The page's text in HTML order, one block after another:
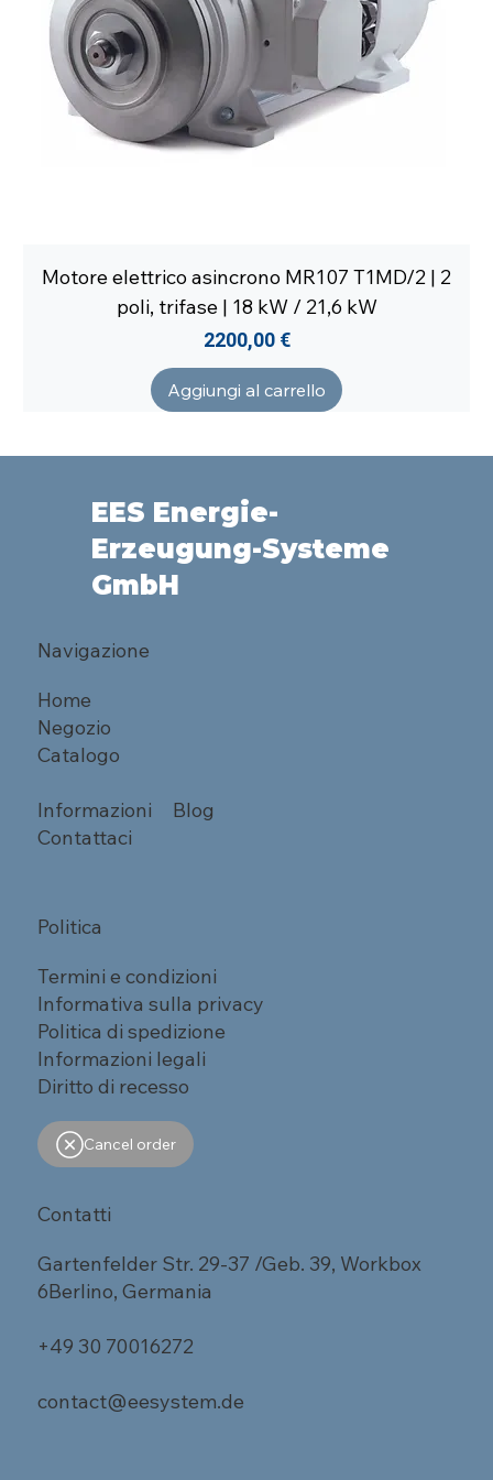
Motore elettrico asincrono MR107 T1MD/2 | 2
poli, trifase | 18 kW / 21,6 kW
Prezzo
2200,00 €
Aggiungi al carrello
EES Energie-
Erzeugung-Systeme
GmbH
Navigazione
Home
Negozio
Catalogo
Informazioni
Blog
Contattaci
Politica
Termini e condizioni
Informativa sulla privacy
Politica di spedizione
Informazioni legali
Diritto di recesso
Cancel order
Contatti
Gartenfelder Str. 29-37 /Geb. 39, Workbox
6Berlino, Germania
+49 30 70016272
contact@eesystem.de